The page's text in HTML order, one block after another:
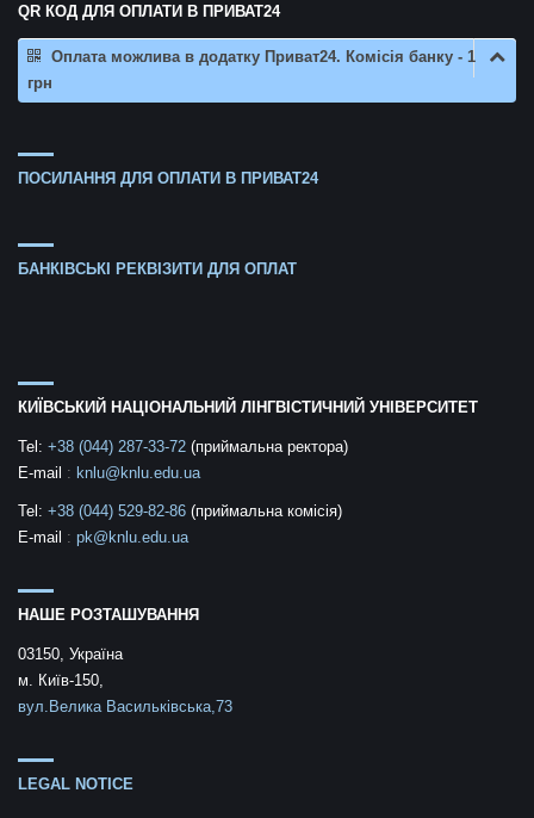
QR КОД ДЛЯ ОПЛАТИ В ПРИВАТ24
Оплата можлива в додатку Приват24. Комісія банку - 1
грн
ПОСИЛАННЯ ДЛЯ ОПЛАТИ В ПРИВАТ24
БАНКІВСЬКІ РЕКВІЗИТИ ДЛЯ ОПЛАТ
КИЇВСЬКИЙ НАЦІОНАЛЬНИЙ ЛІНГВІСТИЧНИЙ УНІВЕРСИТЕТ
Tel: +38 (044) 287-33-72 (приймальна ректора)
E-mail : knlu@knlu.edu.ua
Tel: +38 (044) 529-82-86 (приймальна комісія)
E-mail : pk@knlu.edu.ua
НАШЕ РОЗТАШУВАННЯ
03150, Україна
м. Київ-150,
вул.Велика Васильківська,73
LEGAL NOTICE